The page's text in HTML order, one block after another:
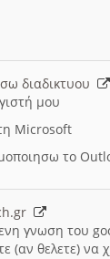
διαδικτυου
μου
Microsoft
το
γνωση του
(αν θελετε) να